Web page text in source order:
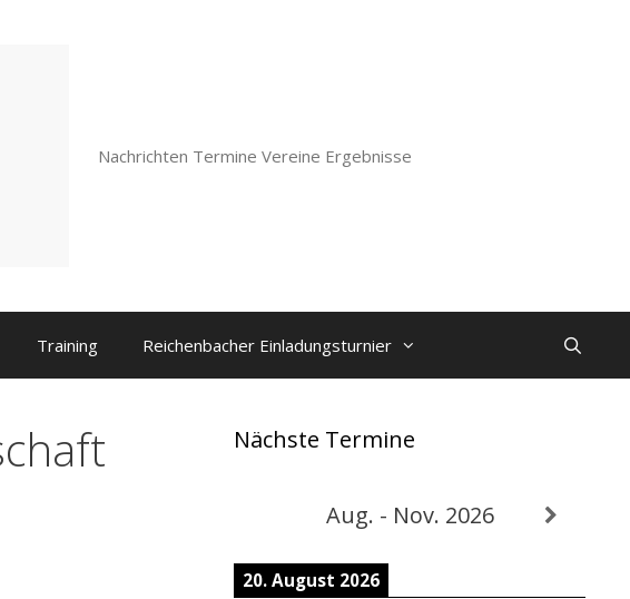
Nachrichten Termine Vereine Ergebnisse
Training Reichenbacher Einladungsturnier
Nächste Termine
Aug. - Nov. 2026
20. August 2026